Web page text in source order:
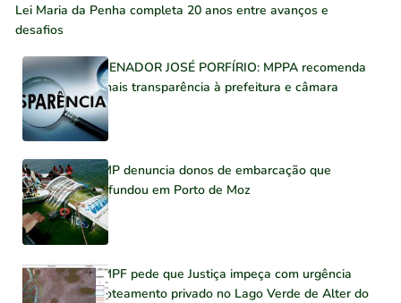
Lei Maria da Penha completa 20 anos entre avanços e
desafios
SENADOR JOSÉ PORFÍRIO: MPPA recomenda
mais transparência à prefeitura e câmara
MP denuncia donos de embarcação que
afundou em Porto de Moz
MPF pede que Justiça impeça com urgência
loteamento privado no Lago Verde de Alter do